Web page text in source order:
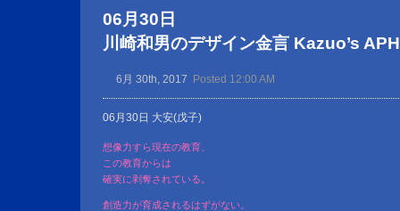
06月30日
川崎和男のデザイン金言 Kazuo’s
6月 30th, 2017 Posted 12:00 AM
06月30日 大安(戊子)
想像力すら現在の教育、
この教育からは
確実に剥奪されている。
創造力が育成されるはずがない。